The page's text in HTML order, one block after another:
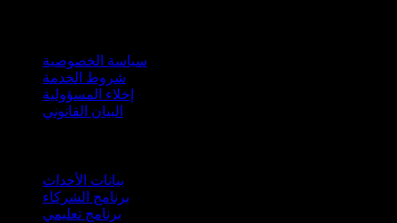
سياسة الخصوصية
شروط الخدمة
إخلاء المسؤولية
البيان القانوني
بيانات الأحداث
برنامج الشركاء
برنامج تعليمي